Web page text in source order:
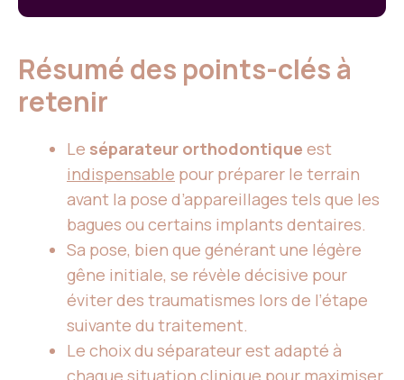
Résumé des points-clés à
retenir
Le séparateur orthodontique est
indispensable pour préparer le terrain
avant la pose d’appareillages tels que les
bagues ou certains implants dentaires.
Sa pose, bien que générant une légère
gêne initiale, se révèle décisive pour
éviter des traumatismes lors de l’étape
suivante du traitement.
Le choix du séparateur est adapté à
chaque situation clinique pour maximiser